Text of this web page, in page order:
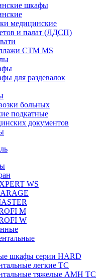
шкафы
медицинские
и палат (ЛДСП)
CTM MS
для раздевалок
больных
подкатные
документов
WS
M
W
шкафы серии HARD
легкие ТС
тяжелые AMH TC